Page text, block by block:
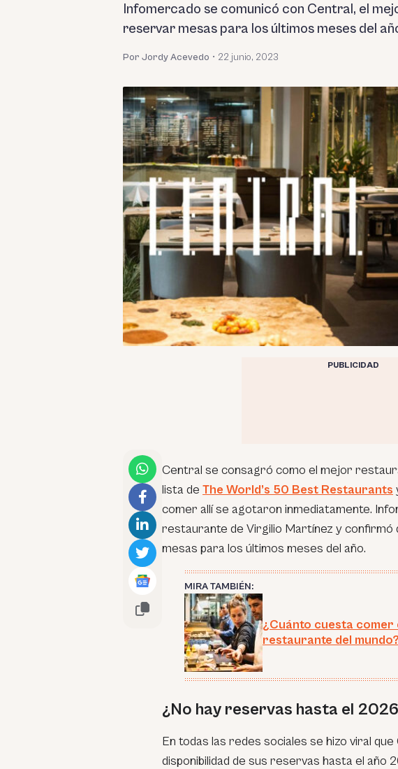
Infomercado se comunicó con Central, el
reservar mesas para los últimos meses del
Por Jordy Acevedo • 22 junio, 2023
PUBLICIDAD
Central se consagró como el mejor
lista de The World’s 50 Best Restaurants
comer allí se agotaron inmediatamente.
restaurante de Virgilio Martínez y
mesas para los últimos meses del año.
MIRA TAMBIÉN:
¿Cuánto cuesta comer
restaurante del mundo?
¿No hay reservas hasta el
En todas las redes sociales se hizo viral
disponibilidad de sus reservas hasta el año